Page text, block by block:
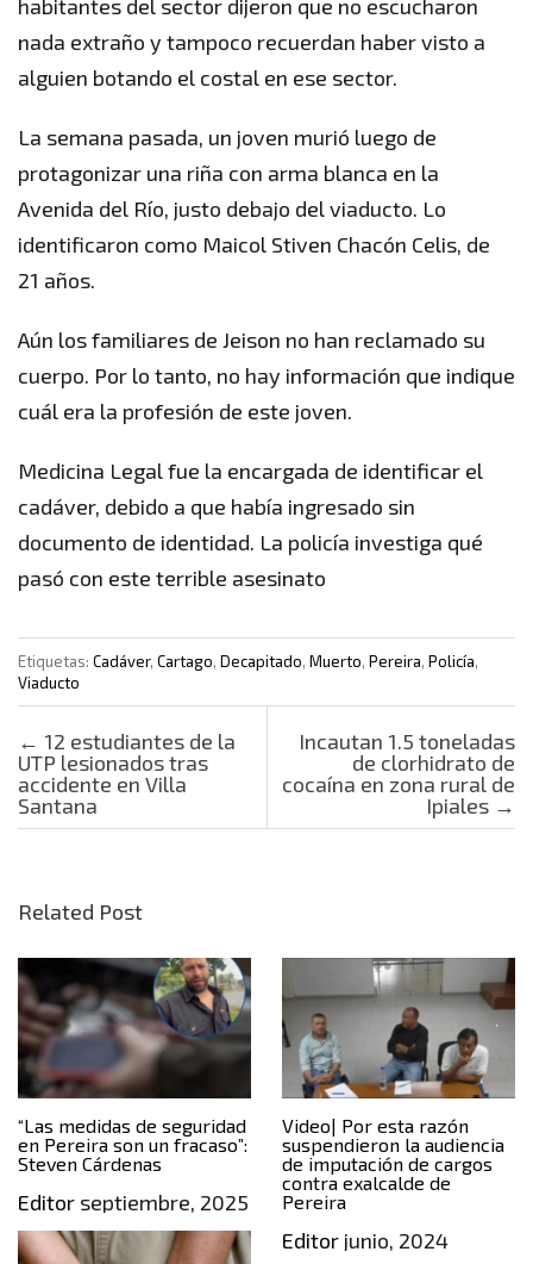
habitantes del sector dijeron que no escucharon
nada extraño y tampoco recuerdan haber visto a
alguien botando el costal en ese sector.
La semana pasada, un joven murió luego de
protagonizar una riña con arma blanca en la
Avenida del Río, justo debajo del viaducto. Lo
identificaron como Maicol Stiven Chacón Celis, de
21 años.
Aún los familiares de Jeison no han reclamado su
cuerpo. Por lo tanto, no hay información que indique
cuál era la profesión de este joven.
Medicina Legal fue la encargada de identificar el
cadáver, debido a que había ingresado sin
documento de identidad. La policía investiga qué
pasó con este terrible asesinato
Etiquetas: Cadáver, Cartago, Decapitado, Muerto, Pereira, Policía,
Viaducto
Post navigation
← 12 estudiantes de la
UTP lesionados tras
accidente en Villa
Santana
Incautan 1.5 toneladas
de clorhidrato de
cocaína en zona rural de
Ipiales →
Related Post
“Las medidas de seguridad
en Pereira son un fracaso”:
Steven Cárdenas
Editor septiembre, 2025
Video| Por esta razón
suspendieron la audiencia
de imputación de cargos
contra exalcalde de
Pereira
Editorjunio, 2024